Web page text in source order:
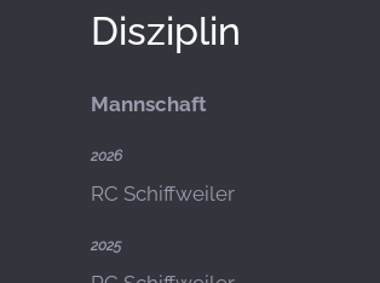
Disziplin
Mannschaft
2026
RC Schiffweiler
2025